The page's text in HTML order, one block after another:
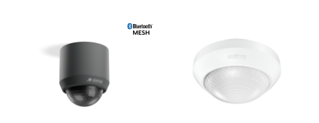
Vernetzung via
Vernetzung, Anzahl